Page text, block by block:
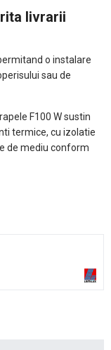
livrarii
o instalare
sau de
F100 W sustin
termice, cu izolatie
de mediu conform